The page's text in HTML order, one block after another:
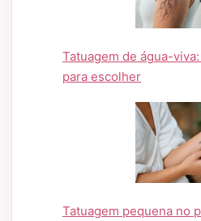
Tatuagem de água-
para escolher
Tatuagem pequena no